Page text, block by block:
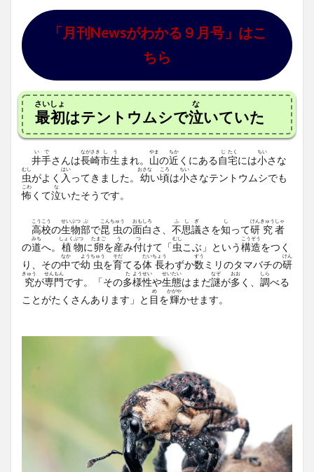
「月刊Newsがわかる９月号」はこ
ちら
最初
さいしょ
はテントウムシで泣
な
いていた
井
い
手
で
さんは長
なが
崎
さき
市
し
生
う
まれ。 山
やま
の近
ちか
くにある自
じ
宅
たく
には小
ちい
さな
虫
むし
がよく 入
はい
ってきました。 幼
おさな
い頃
ころ
は小
ちい
さなテントウムシでも
怖
こわ
くて泣
な
いたそうです。
高
こう
校
こう
の生
せい
物
ぶつ
部
ぶ
で昆
こん
虫
ちゅう
の面
おも
白
しろ
さ、 不
ふ
思
し
議
ぎ
さを知
し
って研
けん
究
きゅう
者
しゃ
の道
みち
へ。 植
しょく
物
ぶつ
に 卵
たまご
を産
う
み付
つ
けて「虫
むし
こぶ」という構
こう
造
ぞう
をつく
り、その中
なか
で幼
よう
虫
ちゅう
を育
そだ
てる体
たい
長
ちょう
わずか数
すう
ミリのタマバチの研
けん
究
きゅう
が専
せん
門
もん
です。「その多
た
様
よう
性
せい
や生
せい
態
たい
はまだ謎
なぞ
が多
おお
く、 調
しら
べる
ことがたくさんあります」と 目
め
を輝
かがや
かせます。